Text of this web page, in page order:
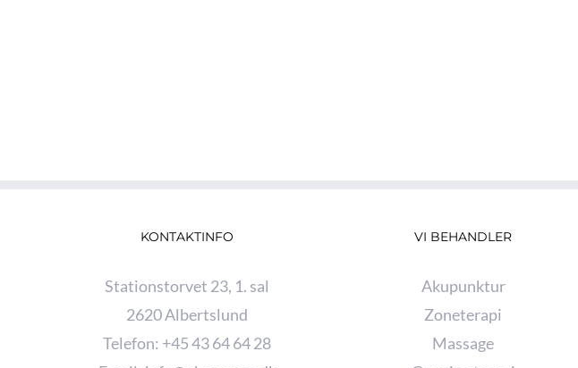
KONTAKTINFO
Stationstorvet 23, 1. sal
2620 Albertslund
Telefon: +45 43 64 64 28
VI BEHANDLER
Akupunktur
Zoneterapi
Massage